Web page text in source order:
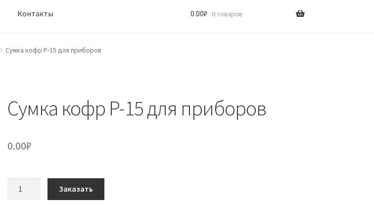
Контакты 0.00₽ 0 товаров
Сумка кофр P-15 для приборов
Сумка кофр P-15 для приборов
0.00₽
Заказать